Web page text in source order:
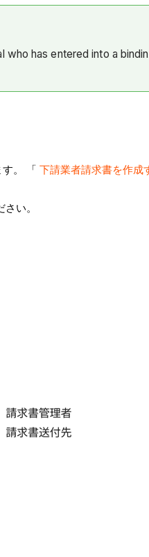
has entered into a
。 「 下請業者請求書を作成
い。